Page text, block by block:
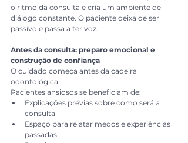
o ritmo da consulta e cria um ambiente de
diálogo constante. O paciente deixa de ser
passivo e passa a ter voz.
Antes da consulta: preparo emocional e
construção de confiança
O cuidado começa antes da cadeira
odontológica.
Pacientes ansiosos se beneficiam de:
Explicações prévias sobre como será a
consulta
Espaço para relatar medos e experiências
passadas